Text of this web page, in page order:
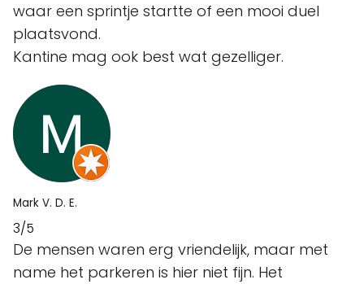
waar een sprintje startte of een mooi duel
plaatsvond.
Kantine mag ook best wat gezelliger.
Mark V. D. E.
3/5
De mensen waren erg vriendelijk, maar met
name het parkeren is hier niet fijn. Het